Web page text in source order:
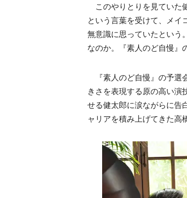
このやりとりを見ていた
という言葉を受けて、メイ
無意識に思っていたという
なのか。『素人のど自慢』
『素人のど自慢』の予選
きさを表現する原の高い演
せる健太郎に涙ながらに告
ャリアを積み上げてきた高